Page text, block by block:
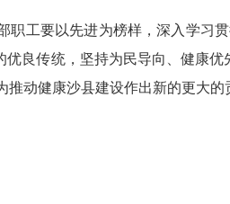
工要以先进为榜样，深入学习贯
优良传统，坚持为民导向、健康
动健康沙县建设作出新的更大的